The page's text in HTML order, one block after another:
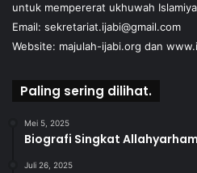
untuk mempererat ukhuwah
Email: sekretariat.ijabi@gmail.com
Website: majulah-ijabi.org dan
Paling sering dilihat.
Mei 5, 2025
Biografi Singkat
Juli 26, 2025